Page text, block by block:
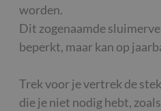
worden.
Dit zogenaamde
beperkt, maar kan op
Trek voor je vertrek de
die je niet nodig hebt,